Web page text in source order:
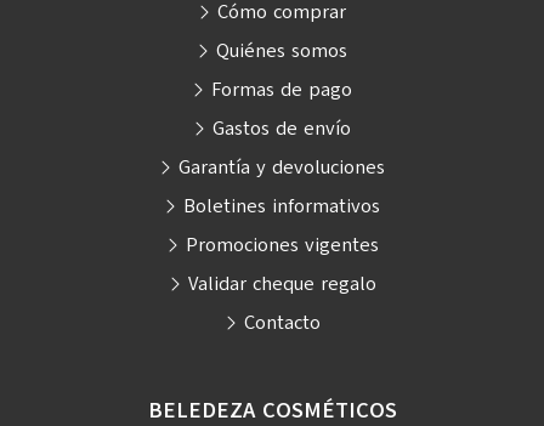
BELEDEZA COSMÉTICOS
Cómo comprar
Quiénes somos
Formas de pago
Gastos de envío
Garantía y devoluciones
Boletines informativos
Promociones vigentes
Validar cheque regalo
Contacto